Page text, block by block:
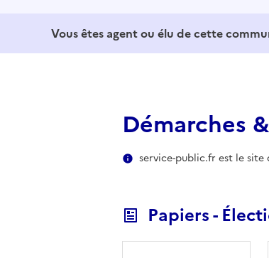
Vous êtes agent ou élu de cette
Démarches
service-public.fr est le site
Papiers -